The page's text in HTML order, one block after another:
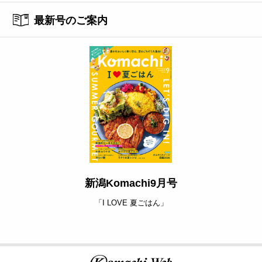
最新号のご案内
新潟Komachi9月号
「I LOVE 夏ごはん」